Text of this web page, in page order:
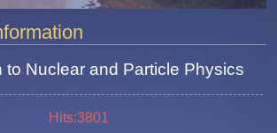
to Nuclear and Particle Physics
Hits:3801